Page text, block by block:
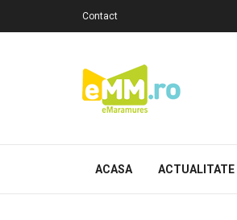
Contact
ACASA ACTUALITATE